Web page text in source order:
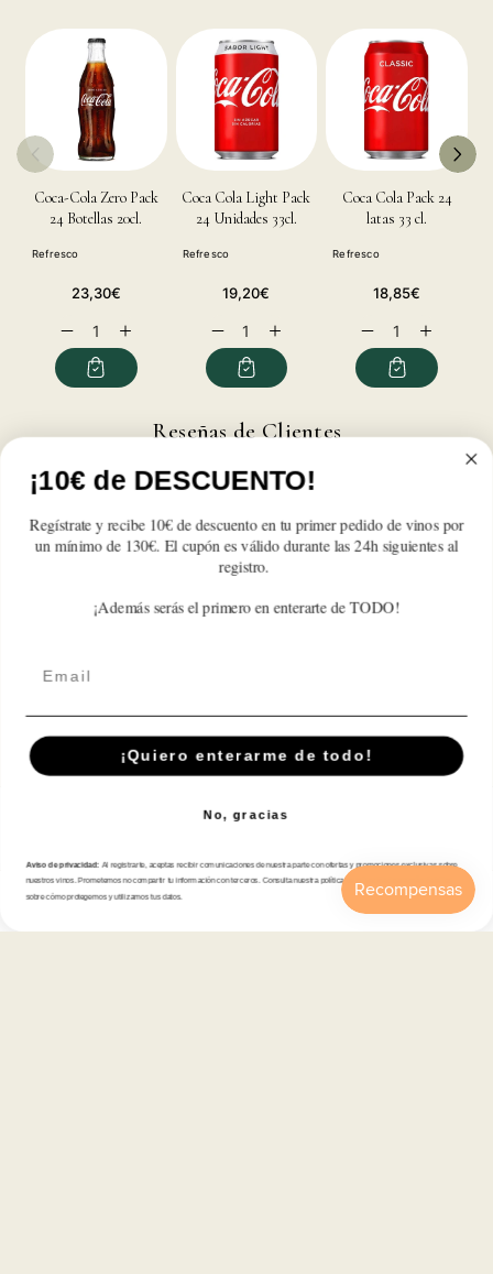
Coca-Cola Zero Pack
24 Botellas 20cl.
Refresco
Precio
23,30€
Reducir
cantidad
para
Coca
Pack
Botellas
20cl.
Aumentar
cantidad
para
Coca
Pack
Botellas
20cl.
Coca Cola Light Pack
24 Unidades 33cl.
Refresco
Precio
19,20€
Reducir
cantidad
para
Coca
Pack
Botellas
20cl.
Aumentar
cantidad
para
Coca
Pack
Botellas
20cl.
Coca Cola Pack 24
latas 33 cl.
Refresco
Precio
18,85€
Reducir
cantidad
para
Coca
Pack
Aumentar
cantidad
para
Coca
Pack
Reseñas de Clientes
Sé el primero en escribir una reseña
Write a review
Suscríbete A Nuestra Newsletter
Correo electrónico
Atención al cliente
Categorías
Cuenta Carrito
¡10€ de DESCUENTO!
Regístrate y recibe 10€ de descuento en tu primer pedido de vinos por
un mínimo de 130€. El cupón es válido durante las 24h siguientes al
registro.
¡Además serás el primero en enterarte de TODO!
¡Quiero enterarme de todo!
No, gracias
Aviso de privacidad: Al registrarte, aceptas recibir comunicaciones de nuestra parte con ofertas y promociones exclusivas sobre
nuestros vinos. Prometemos no compartir tu información con terceros. Consulta nuestra política de privacidad para más detalles
sobre cómo protegemos y utilizamos tus datos.